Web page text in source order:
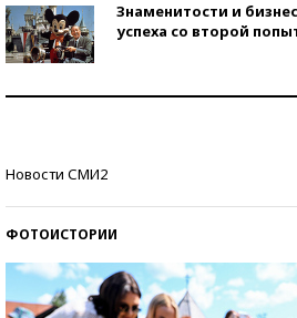
Знаменитости и
успеха со второй
Новости СМИ2
ФОТОИСТОРИИ